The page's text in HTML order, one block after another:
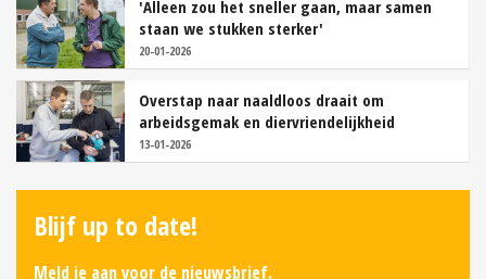
'Alleen zou het sneller gaan, maar samen
staan we stukken sterker'
20-01-2026
Overstap naar naaldloos draait om
arbeidsgemak en diervriendelijkheid
13-01-2026
Blijf up to date!
Meld je aan voor de nieuwsbrief.